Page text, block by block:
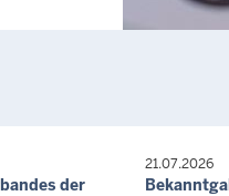
der
21.07.2026